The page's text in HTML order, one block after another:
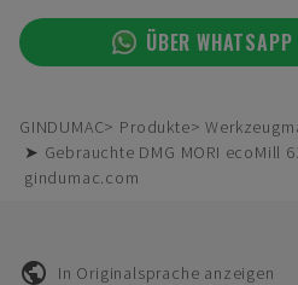
ÜBER
GINDUMAC Produkte
➤ Gebrauchte DMG MORI ecoMill
gindumac.com
In Originalsprache anzeigen